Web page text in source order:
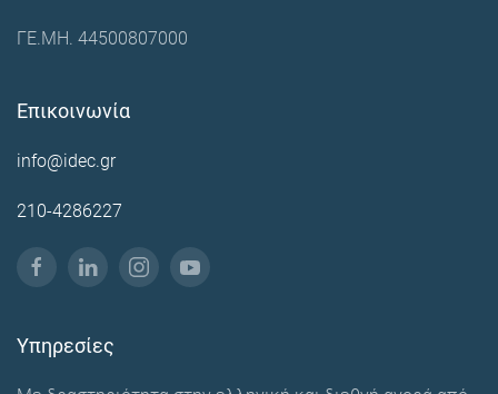
ΓΕ.ΜΗ. 44500807000
Επικοινωνία
info@idec.gr
210-4286227
Υπηρεσίες